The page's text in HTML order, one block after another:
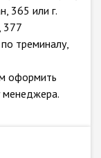
365 или г.
377
треминалу,
оформить
менеджера.